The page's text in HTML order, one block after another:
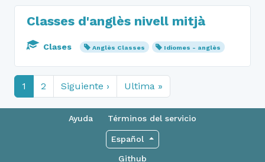
Classes d'anglès nivell mitjà
Clases Anglès Classes Idiomes - anglès
1 2 Siguiente › Ultima »
Ayuda Términos del servicio
Español
Github